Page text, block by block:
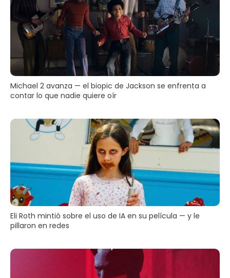
Michael 2 avanza — el biopic de Jackson se enfrenta a
contar lo que nadie quiere oír
Eli Roth mintió sobre el uso de IA en su película — y le
pillaron en redes